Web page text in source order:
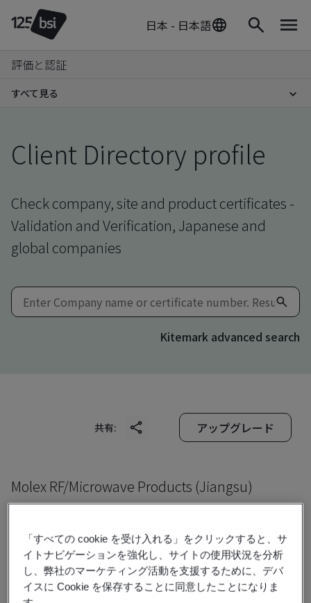
日本 - 日本語
評価と認証
すべて見る
Client Directory profile
Check company, site and product certificates -
Validation and Verification, Japanese and
global companies
Kitemark advanced search
共有: アップグレード
Molex RF/Microwave Products (Jiangsu)
Co., Ltd.
No. 569, Nanxu Avenue
Runzhou Industrial Park
Zhenjiang
212002
「すべての cookie を受け入れる」をクリックすると、サ
イトナビゲーションを強化し、サイトの使用状況を分析
し、弊社のマーケティング活動を支援するために、デバ
イスに Cookie を保存することに同意したことになりま